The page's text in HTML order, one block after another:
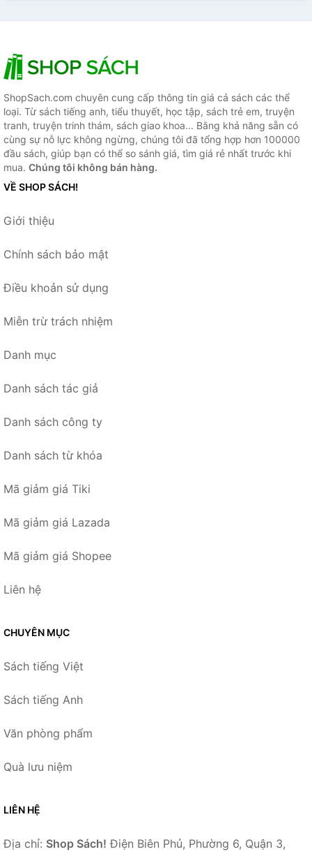
ShopSach.com chuyên cung cấp thông tin giá cả sách các thể
loại. Từ sách tiếng anh, tiểu thuyết, học tập, sách trẻ em, truyện
tranh, truyện trinh thám, sách giao khoa... Bằng khả năng sẵn có
cùng sự nỗ lực không ngừng, chúng tôi đã tổng hợp hơn 100000
đầu sách, giúp bạn có thể so sánh giá, tìm giá rẻ nhất trước khi
mua. Chúng tôi không bán hàng.
VỀ SHOP SÁCH!
Giới thiệu
Chính sách bảo mật
Điều khoản sử dụng
Miễn trừ trách nhiệm
Danh mục
Danh sách tác giả
Danh sách công ty
Danh sách từ khóa
Mã giảm giá Tiki
Mã giảm giá Lazada
Mã giảm giá Shopee
Liên hệ
CHUYÊN MỤC
Sách tiếng Việt
Sách tiếng Anh
Văn phòng phẩm
Quà lưu niệm
LIÊN HỆ
Địa chỉ: Shop Sách! Điện Biên Phủ, Phường 6, Quận 3,